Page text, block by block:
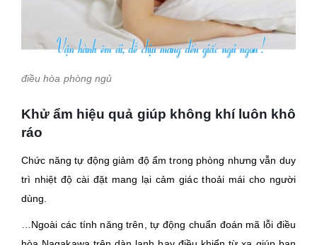
điều hòa phòng ngủ
Khử ẩm hiệu quả giúp không khí luôn khô
ráo
Chức năng tự động giảm độ ẩm trong phòng nhưng vẫn duy
trì nhiệt độ cài đặt mang lại cảm giác thoải mái cho người
dùng.
…Ngoài các tính năng trên, tự động chuẩn đoán mã lỗi điều